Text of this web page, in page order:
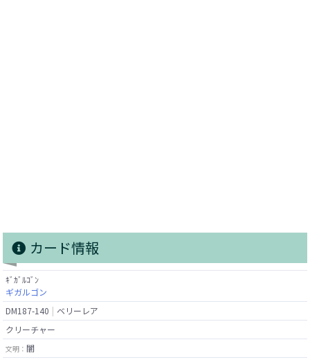
カード情報
ｷﾞｶﾞﾙｺﾞﾝ
ギガルゴン
DM187-140
ベリーレア
クリーチャー
文明： 闇